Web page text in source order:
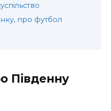
про футбол
Південну